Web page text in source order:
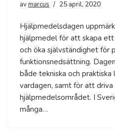
avmarcus 25 april, 2020
Hjälpmedelsdagen
hjälpmedel för att skapa
och öka självständighet för
funktionsnedsättning.
både tekniska och
vardagen, samt för att
hjälpmedelsområdet. I
många…